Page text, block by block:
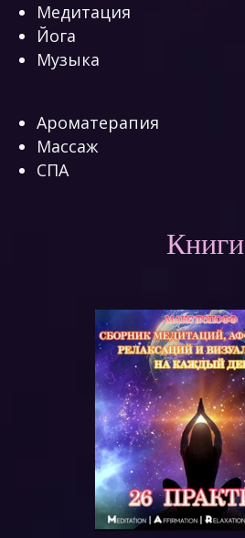
Медитация
Йога
Музыка
Ароматерапия
Массаж
СПА
Книги